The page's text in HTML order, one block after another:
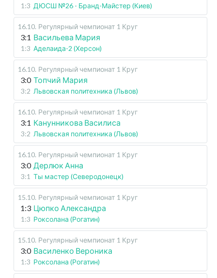
1:3 ДЮСШ №26 - Бранд-Майстер (Киев)
16.10. Регулярный чемпионат 1 Круг
3:1 Васильева Мария
1:3 Аделаида-2 (Херсон)
16.10. Регулярный чемпионат 1 Круг
3:0 Топчий Мария
3:2 Львовская политехника (Львов)
16.10. Регулярный чемпионат 1 Круг
3:1 Канунникова Василиса
3:2 Львовская политехника (Львов)
16.10. Регулярный чемпионат 1 Круг
3:0 Дерлюк Анна
3:1 Ты мастер (Северодонецк)
15.10. Регулярный чемпионат 1 Круг
1:3 Цюпко Александра
1:3 Роксолана (Рогатин)
15.10. Регулярный чемпионат 1 Круг
3:0 Василенко Вероника
1:3 Роксолана (Рогатин)